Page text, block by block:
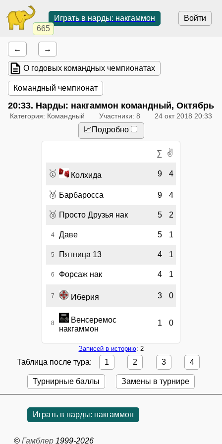
665
Войти
Играть в нарды: накгаммон
← →
О годовых командных чемпионатах
Командный чемпионат
20:33. Нарды: накгаммон командный, Октябрь
Категория: Командный Участники: 8 24 окт 2018 20:33
📈Подробно
∑ ✌
🥇 Колхида 9 4
🥈 Барбаросса 9 4
🥉 Просто Друзья нак 5 2
4 Даве 5 1
5 Пятница 13 4 1
6 Форсаж нак 4 1
7 Иберия 3 0
8
Венсеремос
накгаммон
1 0
Записей в историю: 2
Таблица после тура: 1 2 3 4
Турнирные баллы Замены в турнире
Играть в нарды: накгаммон
© Гамблер1999-2026